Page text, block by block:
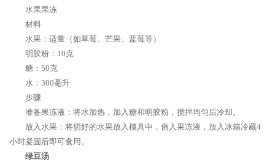
水果果冻
材料
水果：适量（如草莓、芒果、蓝莓等）
明胶粉：10克
糖：50克
水：300毫升
步骤
准备果冻液：将水加热，加入糖和明胶粉，搅拌均匀后冷却。
放入水果：将切好的水果放入模具中，倒入果冻液，放入冰箱冷藏4
小时凝固后即可食用。
绿豆汤